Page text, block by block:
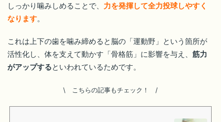
しっかり噛みしめることで、 力を発揮して全力投球しやすく
なります。
これは上下の歯を噛み締めると脳の「運動野」という箇所が
活性化し、体を支えて動かす「骨格筋」に影響を与え、 筋力
がアップするといわれているためです。
\ こちらの記事もチェック！ /